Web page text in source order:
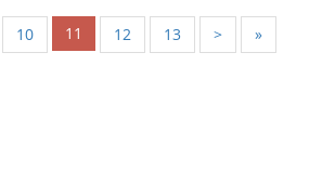
10 11 12 13 > »